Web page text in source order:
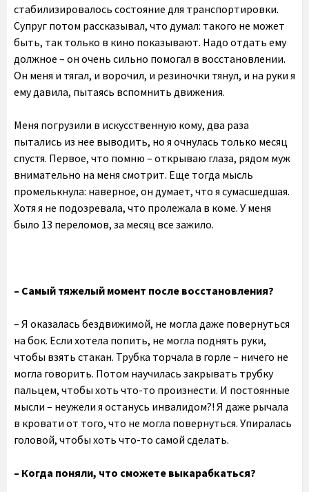
стабилизировалось состояние для транспортировки.
Супруг потом рассказывал, что думал: такого не может
быть, так только в кино показывают. Надо отдать ему
должное – он очень сильно помогал в восстановлении.
Он меня и тягал, и ворочил, и резиночки тянул, и на руки я
ему давила, пытаясь вспомнить движения.
Меня погрузили в искусственную кому, два раза
пытались из нее выводить, но я очнулась только месяц
спустя. Первое, что помню – открываю глаза, рядом муж
внимательно на меня смотрит. Еще тогда мысль
промелькнула: наверное, он думает, что я сумасшедшая.
Хотя я не подозревала, что пролежала в коме. У меня
было 13 переломов, за месяц все зажило.
– Самый тяжелый момент после восстановления?
– Я оказалась бездвижимой, не могла даже повернуться
на бок. Если хотела попить, не могла поднять руки,
чтобы взять стакан. Трубка торчала в горле – ничего не
могла говорить. Потом научилась закрывать трубку
пальцем, чтобы хоть что-то произнести. И постоянные
мысли – неужели я останусь инвалидом?! Я даже рычала
в кровати от того, что не могла повернуться. Упиралась
головой, чтобы хоть что-то самой сделать.
– Когда поняли, что сможете выкарабкаться?